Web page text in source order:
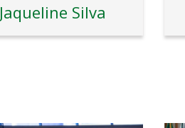
Jaqueline Silva